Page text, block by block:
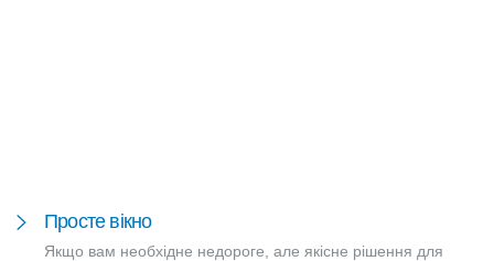
Просте вікно
Якщо вам необхідне недороге, але якісне рішення для